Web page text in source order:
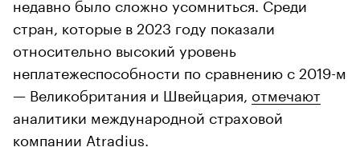
стран, которые в 2023 году показали
относительно высокий уровень
неплатежеспособности по сравнению с 2019-м
— Великобритания и Швейцария, отмечают
аналитики международной страховой
компании Atradius.